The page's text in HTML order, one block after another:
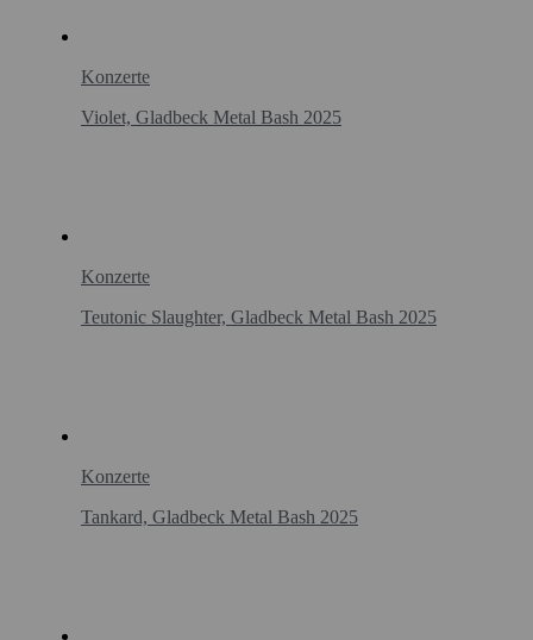
Konzerte
Violet, Gladbeck Metal Bash 2025
Konzerte
Teutonic Slaughter, Gladbeck Metal Bash 2025
Konzerte
Tankard, Gladbeck Metal Bash 2025